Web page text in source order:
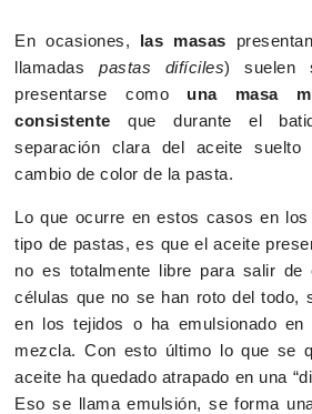
En ocasiones, las masas
llamadaspastas difíciles) suelen
presentarse como una masa
consistente que durante el
separación clara del aceite
cambio de color de la pasta.
Lo que ocurre en estos casos en
tipo de pastas, es que el aceite
no es totalmente libre para salir de
células que no se han roto del todo,
en los tejidos o ha emulsionado
mezcla. Con esto último lo que se
aceite ha quedado atrapado en una
Eso se llama emulsión, se forma